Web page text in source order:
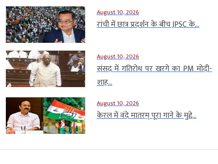
August 10, 2026
रांची में छात्र प्रदर्शन के बीच JPSC के...
August 10, 2026
संसद में गतिरोध पर खरगे का PM मोदी-
शाह...
August 10, 2026
केरल में वंदे मातरम् पूरा गाने के मुद्दे...